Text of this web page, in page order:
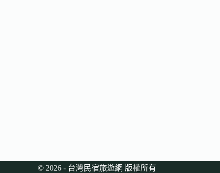
© 2026 - 台灣民宿旅遊網 版權所有